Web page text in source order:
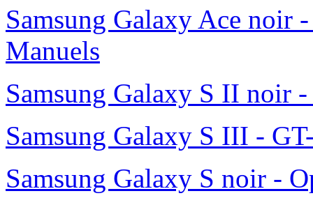
Samsung Galaxy Ace noir
Manuels
Samsung Galaxy S II noir
Samsung Galaxy S III -
Samsung Galaxy S noir -